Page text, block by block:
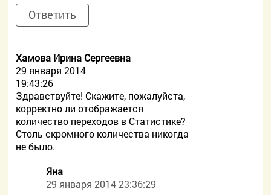
Ответить
Хамова Ирина Сергеевна
29 января 2014
19:43:26
Здравствуйте! Скажите, пожалуйста,
корректно ли отображается
количество переходов в Статистике?
Столь скромного количества никогда
не было.
Яна
29 января 2014 23:36:29